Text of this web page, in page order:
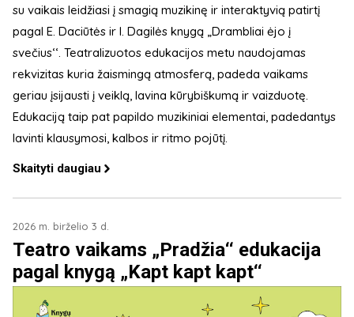
su vaikais leidžiasi į smagią muzikinę ir interaktyvią patirtį
pagal E. Daciūtės ir I. Dagilės knygą „Drambliai ėjo į
svečius‘‘. Teatralizuotos edukacijos metu naudojamas
rekvizitas kuria žaismingą atmosferą, padeda vaikams
geriau įsijausti į veiklą, lavina kūrybiškumą ir vaizduotę.
Edukaciją taip pat papildo muzikiniai elementai, padedantys
lavinti klausymosi, kalbos ir ritmo pojūtį.
Skaityti daugiau
2026 m. birželio 3 d.
Teatro vaikams „Pradžia‘‘ edukacija
pagal knygą „Kapt kapt kapt‘‘